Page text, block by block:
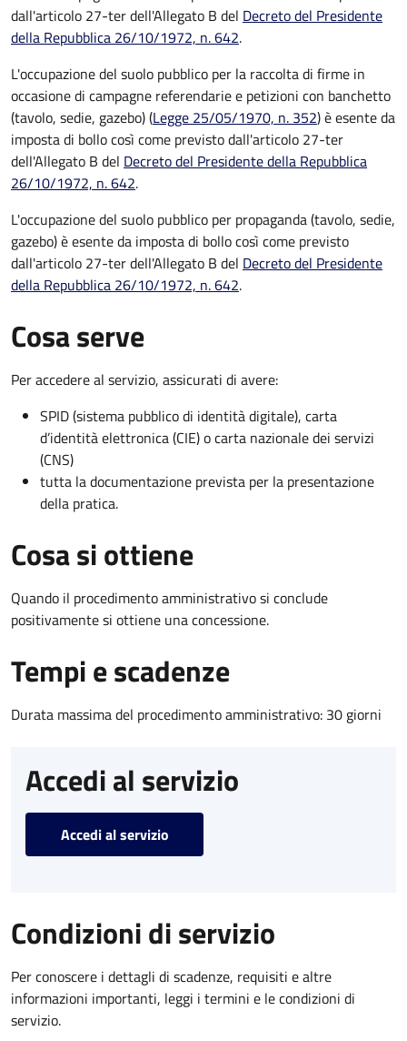
dall'articolo 27-ter dell'Allegato B del Decreto del Presidente
della Repubblica 26/10/1972, n. 642.
L'occupazione del suolo pubblico per la raccolta di firme in
occasione di campagne referendarie e petizioni con banchetto
(tavolo, sedie, gazebo) (Legge 25/05/1970, n. 352) è esente da
imposta di bollo così come previsto dall'articolo 27-ter
dell'Allegato B del Decreto del Presidente della Repubblica
26/10/1972, n. 642.
L'occupazione del suolo pubblico per propaganda (tavolo, sedie,
gazebo) è esente da imposta di bollo così come previsto
dall'articolo 27-ter dell'Allegato B del Decreto del Presidente
della Repubblica 26/10/1972, n. 642.
Cosa serve
Per accedere al servizio, assicurati di avere:
SPID (sistema pubblico di identità digitale), carta
d’identità elettronica (CIE) o carta nazionale dei servizi
(CNS)
tutta la documentazione prevista per la presentazione
della pratica.
Cosa si ottiene
Quando il procedimento amministrativo si conclude
positivamente si ottiene una concessione.
Tempi e scadenze
Durata massima del procedimento amministrativo: 30 giorni
Accedi al servizio
Accedi al servizio
Condizioni di servizio
Per conoscere i dettagli di scadenze, requisiti e altre
informazioni importanti, leggi i termini e le condizioni di
servizio.